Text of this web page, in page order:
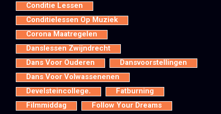
Conditie Lessen
Conditielessen Op Muziek
Corona Maatregelen
Danslessen Zwijndrecht
Dans Voor Ouderen
Dansvoorstellingen
Dans Voor Volwassenenen
Develsteincollege.
Fatburning
Filmmiddag
Follow Your Dreams